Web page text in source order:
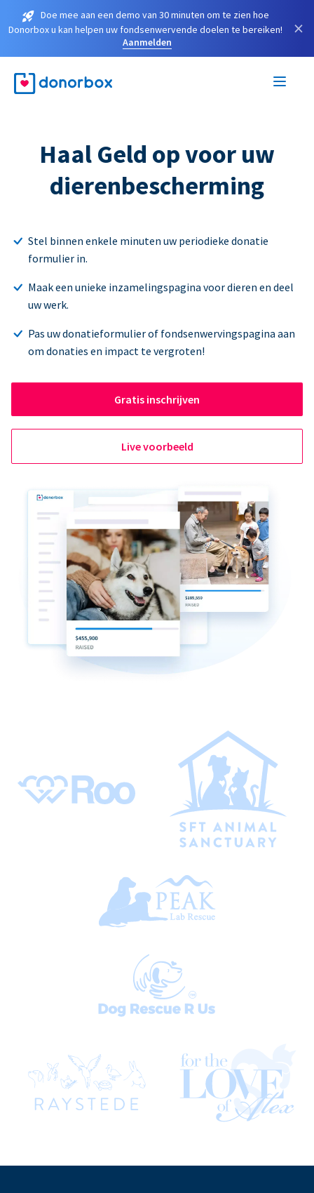
Doe mee aan een demo van 30 minuten om te zien hoe
Donorbox u kan helpen uw fondsenwervende doelen te bereiken!
Aanmelden
×
Haal Geld op voor uw
dierenbescherming
Stel binnen enkele minuten uw periodieke donatie
formulier in.
Maak een unieke inzamelingspagina voor dieren en deel
uw werk.
Pas uw donatieformulier of fondsenwervingspagina aan
om donaties en impact te vergroten!
Gratis inschrijven
Live voorbeeld